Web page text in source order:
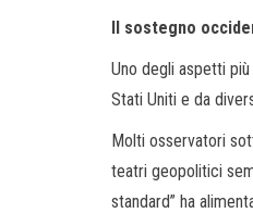
Il sostegno
Uno degli aspetti
Stati Uniti e da
Molti osservatori
teatri geopolitici
standard” ha